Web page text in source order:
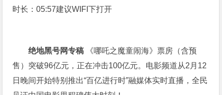
时长：05:57建议WIFI下打开
绝地黑号网专稿
《哪吒之魔童闹海》票房（含预
售）突破96亿元，正在冲击100亿元。电影频道从2月12
日晚间开始特别推出“百亿进行时”融媒体实时直播，全民